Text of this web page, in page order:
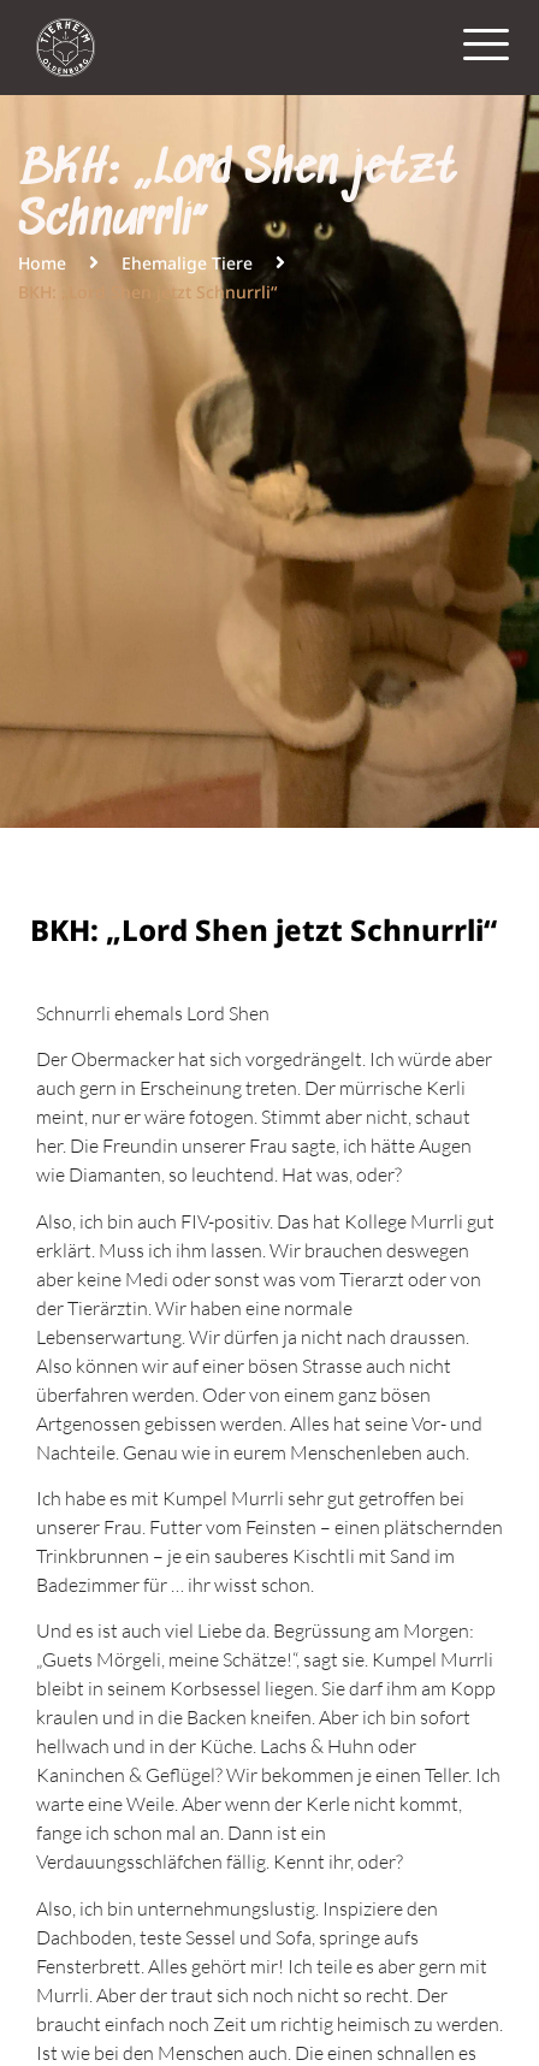
BKH: „Lord Shen jetzt
Schnurrli“
Home
Ehemalige Tiere
BKH: „Lord Shen jetzt Schnurrli“
BKH: „Lord Shen jetzt Schnurrli“
Schnurrli ehemals Lord Shen
Der Obermacker hat sich vorgedrängelt. Ich würde aber
auch gern in Erscheinung treten. Der mürrische Kerli
meint, nur er wäre fotogen. Stimmt aber nicht, schaut
her. Die Freundin unserer Frau sagte, ich hätte Augen
wie Diamanten, so leuchtend. Hat was, oder?
Also, ich bin auch FIV-positiv. Das hat Kollege Murrli gut
erklärt. Muss ich ihm lassen. Wir brauchen deswegen
aber keine Medi oder sonst was vom Tierarzt oder von
der Tierärztin. Wir haben eine normale
Lebenserwartung. Wir dürfen ja nicht nach draussen.
Also können wir auf einer bösen Strasse auch nicht
überfahren werden. Oder von einem ganz bösen
Artgenossen gebissen werden. Alles hat seine Vor- und
Nachteile. Genau wie in eurem Menschenleben auch.
Ich habe es mit Kumpel Murrli sehr gut getroffen bei
unserer Frau. Futter vom Feinsten – einen plätschernden
Trinkbrunnen – je ein sauberes Kischtli mit Sand im
Badezimmer für … ihr wisst schon.
Und es ist auch viel Liebe da. Begrüssung am Morgen:
„Guets Mörgeli, meine Schätze!“, sagt sie. Kumpel Murrli
bleibt in seinem Korbsessel liegen. Sie darf ihm am Kopp
kraulen und in die Backen kneifen. Aber ich bin sofort
hellwach und in der Küche. Lachs & Huhn oder
Kaninchen & Geflügel? Wir bekommen je einen Teller. Ich
warte eine Weile. Aber wenn der Kerle nicht kommt,
fange ich schon mal an. Dann ist ein
Verdauungsschläfchen fällig. Kennt ihr, oder?
Also, ich bin unternehmungslustig. Inspiziere den
Dachboden, teste Sessel und Sofa, springe aufs
Fensterbrett. Alles gehört mir! Ich teile es aber gern mit
Murrli. Aber der traut sich noch nicht so recht. Der
braucht einfach noch Zeit um richtig heimisch zu werden.
Ist wie bei den Menschen auch. Die einen schnallen es